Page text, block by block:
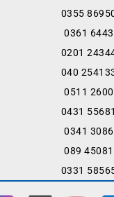
0355
0361
0201
040
0511
0431
0341
089
0331